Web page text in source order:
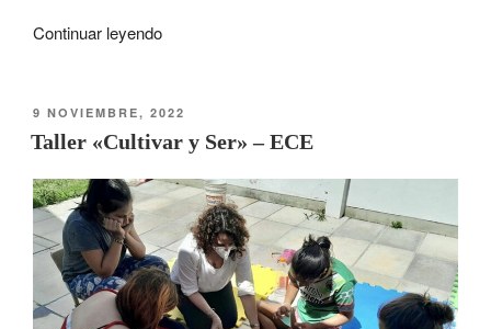
Continuar leyendo
9 NOVIEMBRE, 2022
Taller «Cultivar y Ser» – ECE